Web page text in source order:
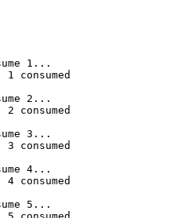
1...
consumed
2...
consumed
3...
consumed
4...
consumed
5...